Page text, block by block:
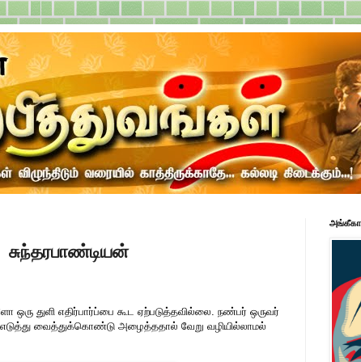
சுந்தரபாண்டியன்
துளி எதிர்பார்ப்பை கூட ஏற்படுத்தவில்லை. நண்பர் ஒருவர்
வைத்துக்கொண்டு அழைத்ததால் வேறு வழியில்லாமல்